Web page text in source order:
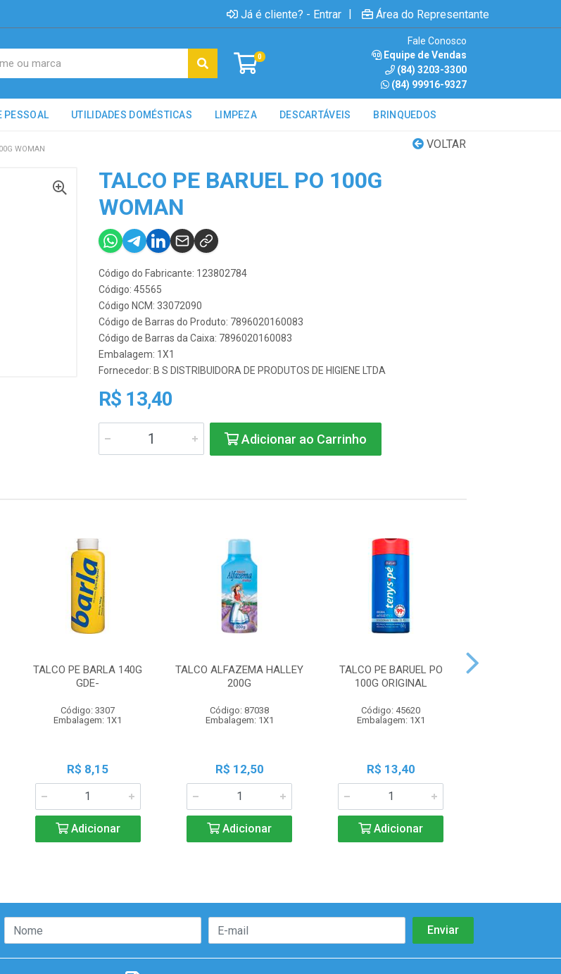
Já é cliente? - Entrar | Área do Representante
0
Fale Conosco
Equipe de Vendas
(84) 3203-3300
(84) 99916-9327
PESSOAL UTILIDADES DOMÉSTICAS LIMPEZA DESCARTÁVEIS BRINQUEDOS
VOLTAR
WOMAN
TALCO PE BARUEL PO 100G
WOMAN
Código do Fabricante: 123802784
Código: 45565
Código NCM: 33072090
Código de Barras do Produto: 7896020160083
Código de Barras da Caixa: 7896020160083
Embalagem: 1X1
Fornecedor: B S DISTRIBUIDORA DE PRODUTOS DE HIGIENE LTDA
R$ 13,40
Adicionar ao Carrinho
TALCO PE BARLA 140G
GDE-
Código: 3307
Embalagem: 1X1
R$ 8,15
Adicionar
TALCO ALFAZEMA HALLEY
200G
Código: 87038
Embalagem: 1X1
R$ 12,50
Adicionar
TALCO PE BARUEL PO
100G ORIGINAL
Código: 45620
Embalagem: 1X1
R$ 13,40
Adicionar